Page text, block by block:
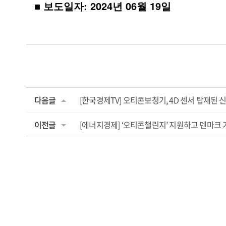
■ 보도일자: 2024년 06월 19일
다음글 [한국경제TV] 오티콘보청기, 4D 센서 탑재된
이전글 [에너지경제] ‘오티콘챌린지’ 지원하고 덴마크